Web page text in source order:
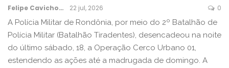
Felipe Cavichon 22 jul, 2026 0
A Polícia Militar de Rondônia, por meio do 2º Batalhão de
Polícia Militar (Batalhão Tiradentes), desencadeou na noite
do último sábado, 18, a Operação Cerco Urbano 01,
estendendo as ações até a madrugada de domingo. A